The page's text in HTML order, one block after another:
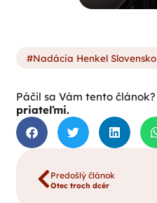
Nadácia Henkel Slovensko
Páčil sa Vám tento článok?
priateľmi.
Predošlý článok
Otec troch dcér